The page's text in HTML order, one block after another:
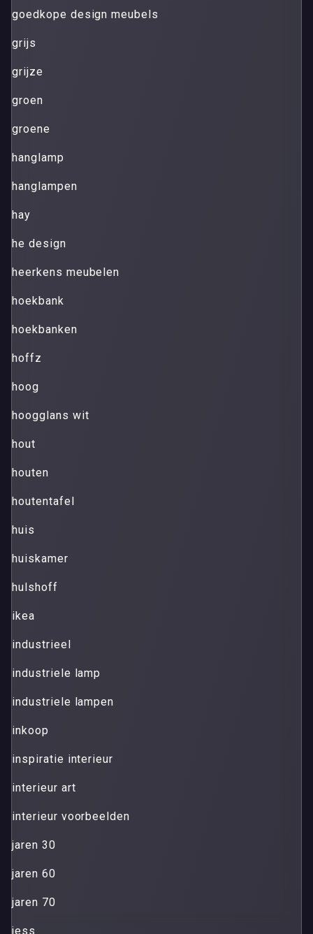
goedkope design meubels
grijs
grijze
groen
groene
hanglamp
hanglampen
hay
he design
heerkens meubelen
hoekbank
hoekbanken
hoffz
hoog
hoogglans wit
hout
houten
houtentafel
huis
huiskamer
hulshoff
ikea
industrieel
industriele lamp
industriele lampen
inkoop
inspiratie interieur
interieur art
interieur voorbeelden
jaren 30
jaren 60
jaren 70
jess